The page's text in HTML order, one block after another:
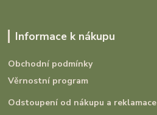
Informace k nákupu
Obchodní podmínky
Věrnostní program
Odstoupení od nákupu a reklamace